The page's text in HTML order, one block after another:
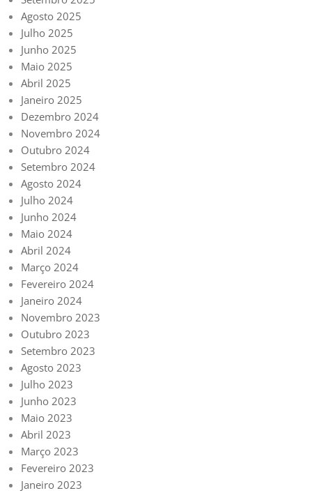
Agosto 2025
Julho 2025
Junho 2025
Maio 2025
Abril 2025
Janeiro 2025
Dezembro 2024
Novembro 2024
Outubro 2024
Setembro 2024
Agosto 2024
Julho 2024
Junho 2024
Maio 2024
Abril 2024
Março 2024
Fevereiro 2024
Janeiro 2024
Novembro 2023
Outubro 2023
Setembro 2023
Agosto 2023
Julho 2023
Junho 2023
Maio 2023
Abril 2023
Março 2023
Fevereiro 2023
Janeiro 2023